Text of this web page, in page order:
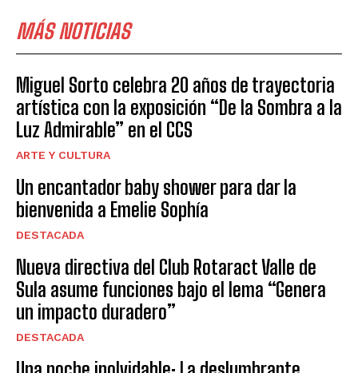
MÁS NOTICIAS
Miguel Sorto celebra 20 años de trayectoria
artística con la exposición “De la Sombra a la
Luz Admirable” en el CCS
ARTE Y CULTURA
Un encantador baby shower para dar la
bienvenida a Emelie Sophía
DESTACADA
Nueva directiva del Club Rotaract Valle de
Sula asume funciones bajo el lema “Genera
un impacto duradero”
DESTACADA